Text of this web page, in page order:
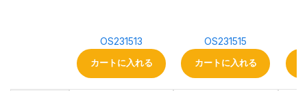
OS231513
カートに入れる
OS231515
カートに入れる